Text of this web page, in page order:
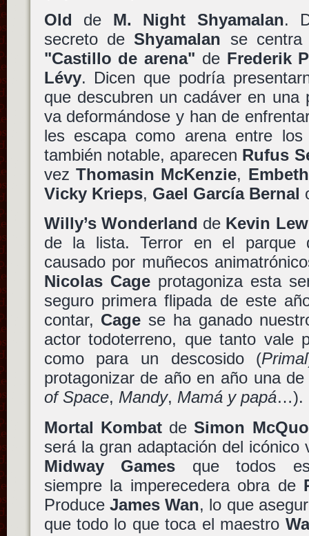
Old de M. Night Shyamalan.
secreto deShyamalan se centra
"Castillo de arena" de Frederik
Lévy. Dicen que podría
que descubren un cadáver en una
va deformándose y han de
les escapa como arena entre
también notable, aparecen Rufus
vez Thomasin McKenzie,
Vicky Krieps, Gael García Bernal
Willy’s Wonderland de Kevin
de la lista. Terror en el parque
causado por muñecos
Nicolas Cageprotagoniza esta
seguro primera flipada de este
contar, Cage se ha ganado
actor todoterreno, que tanto vale
como para un descosido (Primal
protagonizar de año en año una
of Space, Mandy, Mamá y papá…).
Mortal KombatdeSimon
será la gran adaptación del icónico
Midway Games que todos
siempre la imperecedera obra de
Produce James Wan, lo que
que todo lo que toca el maestro